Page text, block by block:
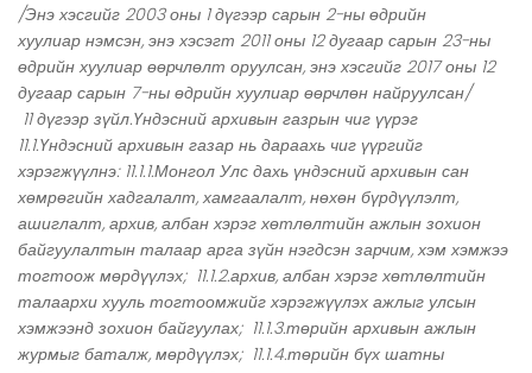
/Энэ хэсгийг 2003 оны 1 дүгээр сарын 2-ны өдрийн
хуулиар нэмсэн, энэ хэсэгт 2011 оны 12 дугаар сарын 23-ны
өдрийн хуулиар өөрчлөлт оруулсан, энэ хэсгийг 2017 оны 12
дугаар сарын 7-ны өдрийн хуулиар өөрчлөн найруулсан/
11 дүгээр зүйл.Үндэсний архивын газрын чиг үүрэг
11.1.Үндэсний архивын газар нь дараахь чиг үүргийг
хэрэгжүүлнэ: 11.1.1.Монгол Улс дахь үндэсний архивын сан
хөмрөгийн хадгалалт, хамгаалалт, нөхөн бүрдүүлэлт,
ашиглалт, архив, албан хэрэг хөтлөлтийн ажлын зохион
байгуулалтын талаар арга зүйн нэгдсэн зарчим, хэм хэмжээ
тогтоож мөрдүүлэх; 11.1.2.архив, албан хэрэг хөтлөлтийн
талаархи хууль тогтоомжийг хэрэгжүүлэх ажлыг улсын
хэмжээнд зохион байгуулах; 11.1.3.төрийн архивын ажлын
журмыг баталж, мөрдүүлэх; 11.1.4.төрийн бүх шатны